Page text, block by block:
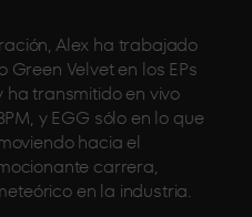
Alex ha trabajado
Velvet en los EPs
ha transmitido en vivo
y EGG sólo en lo que
hacia el
carrera,
en la industria.